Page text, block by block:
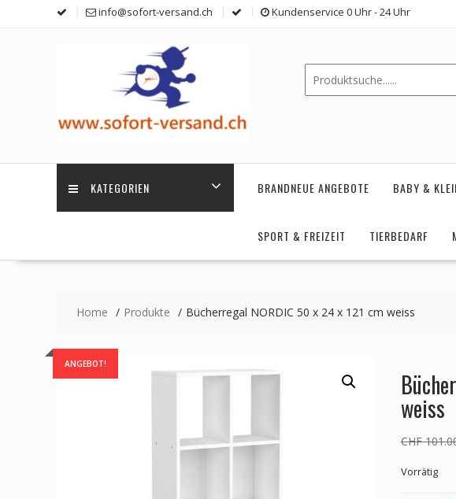
info@sofort-versand.ch Kundenservice 0 Uhr - 24 Uhr
KATEGORIEN BRANDNEUE ANGEBOTE BABY &
SPORT & FREIZEIT TIERBEDARF
Home Produkte Bücherregal NORDIC 50 x 24 x 121 cm weiss
ANGEBOT!
weiss
CHF
Vorrätig